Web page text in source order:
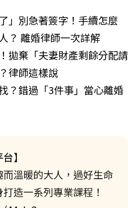
」別急著簽字！手續怎麼
？ 離婚律師一次詳解
拋棄「夫妻財產剩餘分配請
律師這樣說
？錯過「3件事」當心離婚
】
溫暖的大人，過好生命
造一系列專業課程！